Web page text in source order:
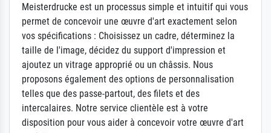
Meisterdrucke est un processus simple et intuitif qui vous
permet de concevoir une œuvre d'art exactement selon
vos spécifications : Choisissez un cadre, déterminez la
taille de l'image, décidez du support d'impression et
ajoutez un vitrage approprié ou un châssis. Nous
proposons également des options de personnalisation
telles que des passe-partout, des filets et des
intercalaires. Notre service clientèle est à votre
disposition pour vous aider à concevoir votre œuvre d'art